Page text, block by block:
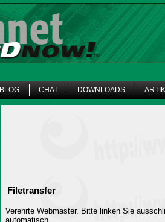
BLOG CHAT DOWNLOADS
Filetransfer
Verehrte Webmaster. Bitte linken Sie
automatisch.